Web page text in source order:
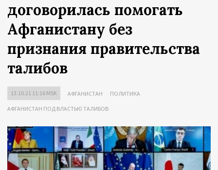
договорилась помогать
Афганистану без
признания правительства
талибов
13.10.21 11:16 MSK АФГАНИСТАН ПОЛИТИКА
АФГАНИСТАН ПОД ВЛАСТЬЮ ТАЛИБОВ